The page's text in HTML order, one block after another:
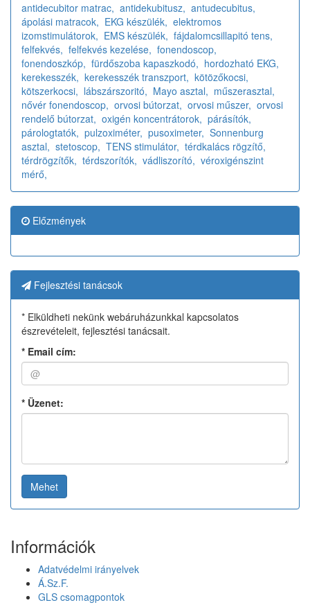
antidecubitor matrac, antidekubitusz, antudecubitus,
ápolási matracok, EKG készülék, elektromos
izomstimulátorok, EMS készülék, fájdalomcsillapitó tens,
felfekvés, felfekvés kezelése, fonendoscop,
fonendoszkóp, fürdőszoba kapaszkodó, hordozható EKG,
kerekesszék, kerekesszék transzport, kötözőkocsi,
kötszerkocsi, lábszárszoritó, Mayo asztal, műszerasztal,
nővér fonendoscop, orvosi bútorzat, orvosi műszer, orvosi
rendelő bútorzat, oxigén koncentrátorok, párásítók,
párologtatók, pulzoximéter, pusoximeter, Sonnenburg
asztal, stetoscop, TENS stimulátor, térdkalács rögzítő,
térdrögzítők, térdszorítók, vádliszorító, véroxigénszint
mérő,
Előzmények
Fejlesztési tanácsok
* Elküldheti nekünk webáruházunkkal kapcsolatos
észrevételeit, fejlesztési tanácsait.
* Email cím:
* Üzenet:
Mehet
Információk
Adatvédelmi irányelvek
Á.Sz.F.
GLS csomagpontok